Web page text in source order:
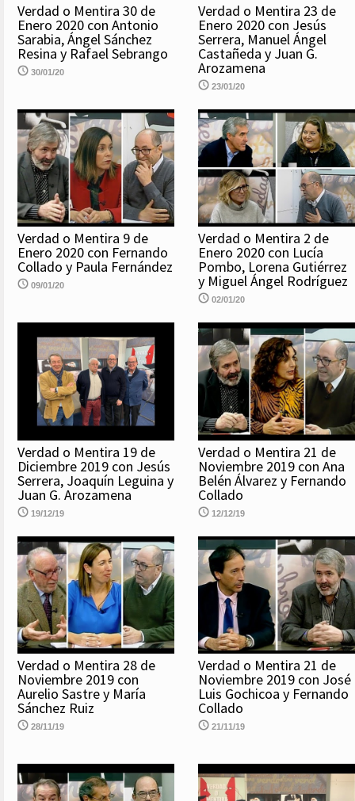
Verdad o Mentira 30 de
Enero 2020 con Antonio
Sarabia, Ángel Sánchez
Resina y Rafael Sebrango
30/01/20
Verdad o Mentira 23 de
Enero 2020 con Jesús
Serrera, Manuel Ángel
Castañeda y Juan G.
Arozamena
23/01/20
Verdad o Mentira 9 de
Enero 2020 con Fernando
Collado y Paula Fernández
09/01/20
Verdad o Mentira 2 de
Enero 2020 con Lucía
Pombo, Lorena Gutiérrez
y Miguel Ángel Rodríguez
02/01/20
Verdad o Mentira 19 de
Diciembre 2019 con Jesús
Serrera, Joaquín Leguina y
Juan G. Arozamena
19/12/19
Verdad o Mentira 21 de
Noviembre 2019 con Ana
Belén Álvarez y Fernando
Collado
12/12/19
Verdad o Mentira 28 de
Noviembre 2019 con
Aurelio Sastre y María
Sánchez Ruiz
28/11/19
Verdad o Mentira 21 de
Noviembre 2019 con José
Luis Gochicoa y Fernando
Collado
21/11/19